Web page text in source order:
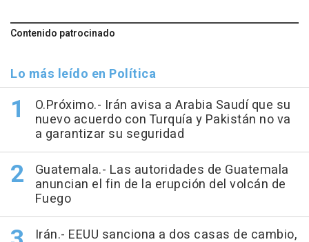
Contenido patrocinado
Lo más leído en Política
O.Próximo.- Irán avisa a Arabia Saudí que su
nuevo acuerdo con Turquía y Pakistán no va
a garantizar su seguridad
Guatemala.- Las autoridades de Guatemala
anuncian el fin de la erupción del volcán de
Fuego
Irán.- EEUU sanciona a dos casas de cambio,